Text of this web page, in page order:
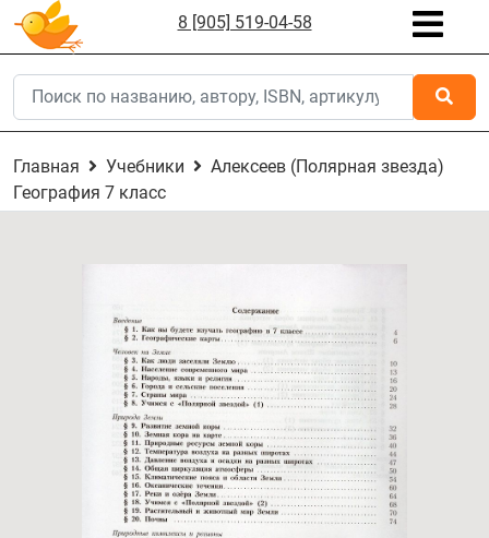
8 [905] 519-04-58
Главная Учебники
Алексеев (Полярная звезда)
География 7 класс